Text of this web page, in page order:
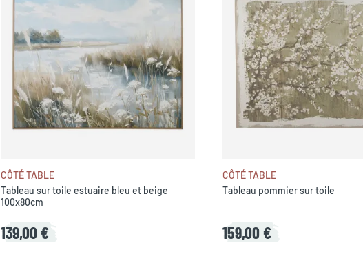
CÔTÉ TABLE
Tableau sur toile estuaire bleu et beige
100x80cm
139,00 €
CÔTÉ TABLE
Tableau pommier sur toile
159,00 €